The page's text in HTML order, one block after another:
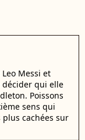
Messi et
décider qui elle
Poissons
sens qui
cachées sur